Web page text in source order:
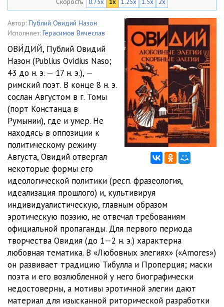
01_01_03_Lyubovnye_elegii
01_01_04_Lyubovnye_elegii 05:37
01_01_05_Lyubovnye_elegii 02:07
01_01_06_Lyubovnye_elegii 06:09
01_01_07_Lyubovnye_elegii 06:15
01_01_08_Lyubovnye_elegii 09:42
01_01_09_Lyubovnye_elegii 03:57
01_01_10_Lyubovnye_elegii 05:50
01_01_11_Lyubovnye_elegii
01_01_12_Lyubovnye_elegii
01_01_13_Lyubovnye_elegii
01_01_14_Lyubovnye_elegii
01_01_15_Lyubovnye_elegii
01_02_01_Lyubovnye_elegii 03:32
01_02_02_Lyubovnye_elegii
01_02_03_Lyubovnye_elegii 03:36
Автор: Публий Овидий Назон
Исполняет: Герасимов Вячеслав
ОВИ́ДИЙ, Публий Овидий
Назон (Publius Ovidius Naso;
43 до н. э. — 17 н. э.), —
римский поэт. В конце 8 н. э.
сослан Августом в г. Томы
(порт Констанца в
Румынии), где и умер. Не
находясь в оппозиции к
политическому режиму
Августа, Овидий отвергал
некоторые формы его
идеологической политики (респ. фразеология,
идеализация прошлого) и, культивируя
индивидуалистическую, главным образом
эротическую поэзию, не отвечал требованиям
официальной пропаганды. Для первого периода
творчества Овидия (до 1—2 н. э.) характерна
любовная тематика. В «Любовных элегиях» («Amores»)
он развивает традицию Тибулла и Проперция; маски
поэта и его возлюбленной у него биографически
недостоверны, а мотивы эротичной элегии дают
материал для изысканной риторической разработки